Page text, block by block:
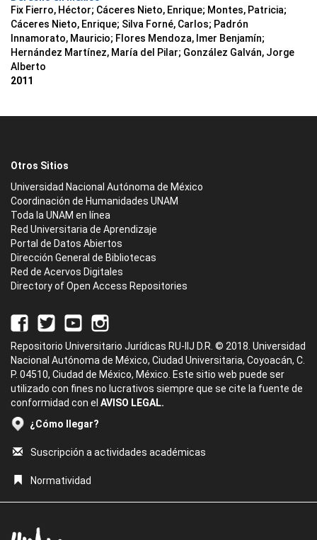
Fix Fierro, Héctor; Cáceres Nieto, Enrique; Montes, Patricia;
Cáceres Nieto, Enrique; Silva Forné, Carlos; Padrón
Innamorato, Mauricio; Flores Mendoza, Imer Benjamín;
Hernández Martínez, María del Pilar; González Galván, Jorge
Alberto
2011
Otros Sitios
Universidad Nacional Autónoma de México
Coordinación de Humanidades UNAM
Toda la UNAM en línea
Red Universitaria de Aprendizaje
Portal de Datos Abiertos
Dirección General de Bibliotecas
Red de Acervos Digitales
Directory of Open Access Repositories
Repositorio Universitario Jurídicas RU-IIJ D.R. © 2018. Universidad
Nacional Autónoma de México, Ciudad Universitaria, Coyoacán, C.
P. 04510, Ciudad de México, México. Este sitio web puede ser
utilizado con fines no lucrativos siempre que se cite la fuente de
conformidad con el AVISO LEGAL.
¿Cómo llegar?
Suscripción a actividades académicas
Normatividad